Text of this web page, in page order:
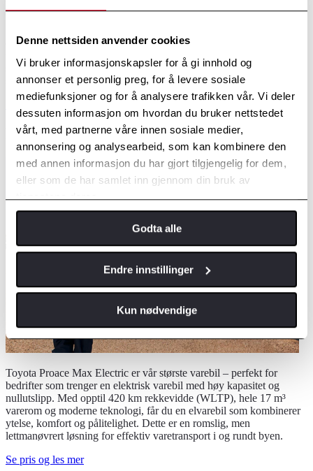
Denne nettsiden anvender cookies
Vi bruker informasjonskapsler for å gi innhold og
annonser et personlig preg, for å levere sosiale
mediefunksjoner og for å analysere trafikken vår. Vi deler
dessuten informasjon om hvordan du bruker nettstedet
vårt, med partnerne våre innen sosiale medier,
annonsering og analysearbeid, som kan kombinere den
med annen informasjon du har gjort tilgjengelig for dem,
eller som de har samlet inn gjennom din bruk av
tjenestene deres.
Godta alle
Endre innstillinger
Kun nødvendige
elektrisk varebil som dekker behovene for effektiv og bærekraftig
varetransport. Plass til tre personer, varerom for tre europaller og
smarte løsninger som Apple CarPlay, Android Auto og avansert
sikkerhetsutstyr gjør denne bilen til et smart valg for bedrifter.
Se pris og les mer
Proace Max Electric
Toyota Proace Max Electric er vår største varebil – perfekt for
bedrifter som trenger en elektrisk varebil med høy kapasitet og
nullutslipp. Med opptil 420 km rekkevidde (WLTP), hele 17 m³
varerom og moderne teknologi, får du en elvarebil som kombinerer
ytelse, komfort og pålitelighet. Dette er en romslig, men
lettmanøvrert løsning for effektiv varetransport i og rundt byen.
Se pris og les mer